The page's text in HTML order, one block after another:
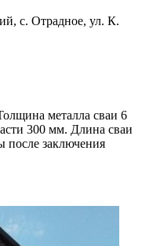
с. Отрадное, ул. К.
металла сваи 6
300 мм. Длина сваи
после заключения